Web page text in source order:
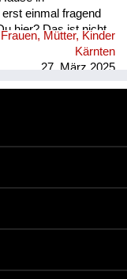
einmal fragend
hier? Das ist nicht
geschieden. Du
musst du
nach
Unzmarkt löste ich
Frauen, Mütter, Kinder
Kärnten
27. März 2025